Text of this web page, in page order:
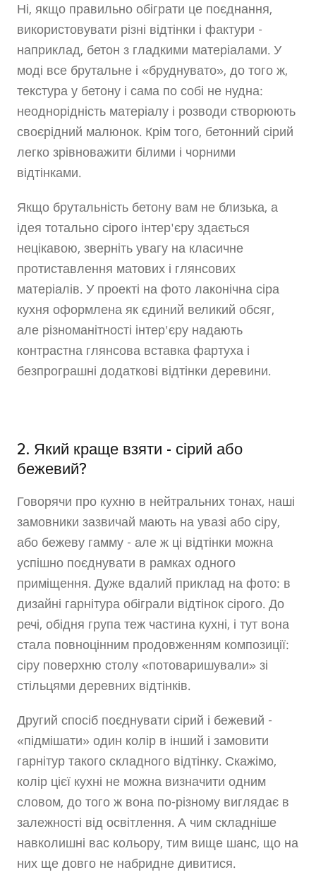
Ні, якщо правильно обіграти це поєднання,
використовувати різні відтінки і фактури -
наприклад, бетон з гладкими матеріалами. У
моді все брутальне і «бруднувато», до того ж,
текстура у бетону і сама по собі не нудна:
неоднорідність матеріалу і розводи створюють
своєрідний малюнок. Крім того, бетонний сірий
легко зрівноважити білими і чорними
відтінками.
Якщо брутальність бетону вам не близька, а
ідея тотально сірого інтер'єру здається
нецікавою, зверніть увагу на класичне
протиставлення матових і глянсових
матеріалів. У проекті на фото лаконічна сіра
кухня оформлена як єдиний великий обсяг,
але різноманітності інтер'єру надають
контрастна глянсова вставка фартуха і
безпрограшні додаткові відтінки деревини.
2. Який краще взяти - сірий або
бежевий?
Говорячи про кухню в нейтральних тонах, наші
замовники зазвичай мають на увазі або сіру,
або бежеву гамму - але ж ці відтінки можна
успішно поєднувати в рамках одного
приміщення. Дуже вдалий приклад на фото: в
дизайні гарнітура обіграли відтінок сірого. До
речі, обідня група теж частина кухні, і тут вона
стала повноцінним продовженням композиції:
сіру поверхню столу «потоваришували» зі
стільцями деревних відтінків.
Другий спосіб поєднувати сірий і бежевий -
«підмішати» один колір в інший і замовити
гарнітур такого складного відтінку. Скажімо,
колір цієї кухні не можна визначити одним
словом, до того ж вона по-різному виглядає в
залежності від освітлення. А чим складніше
навколишні вас кольору, тим вище шанс, що на
них ще довго не набридне дивитися.